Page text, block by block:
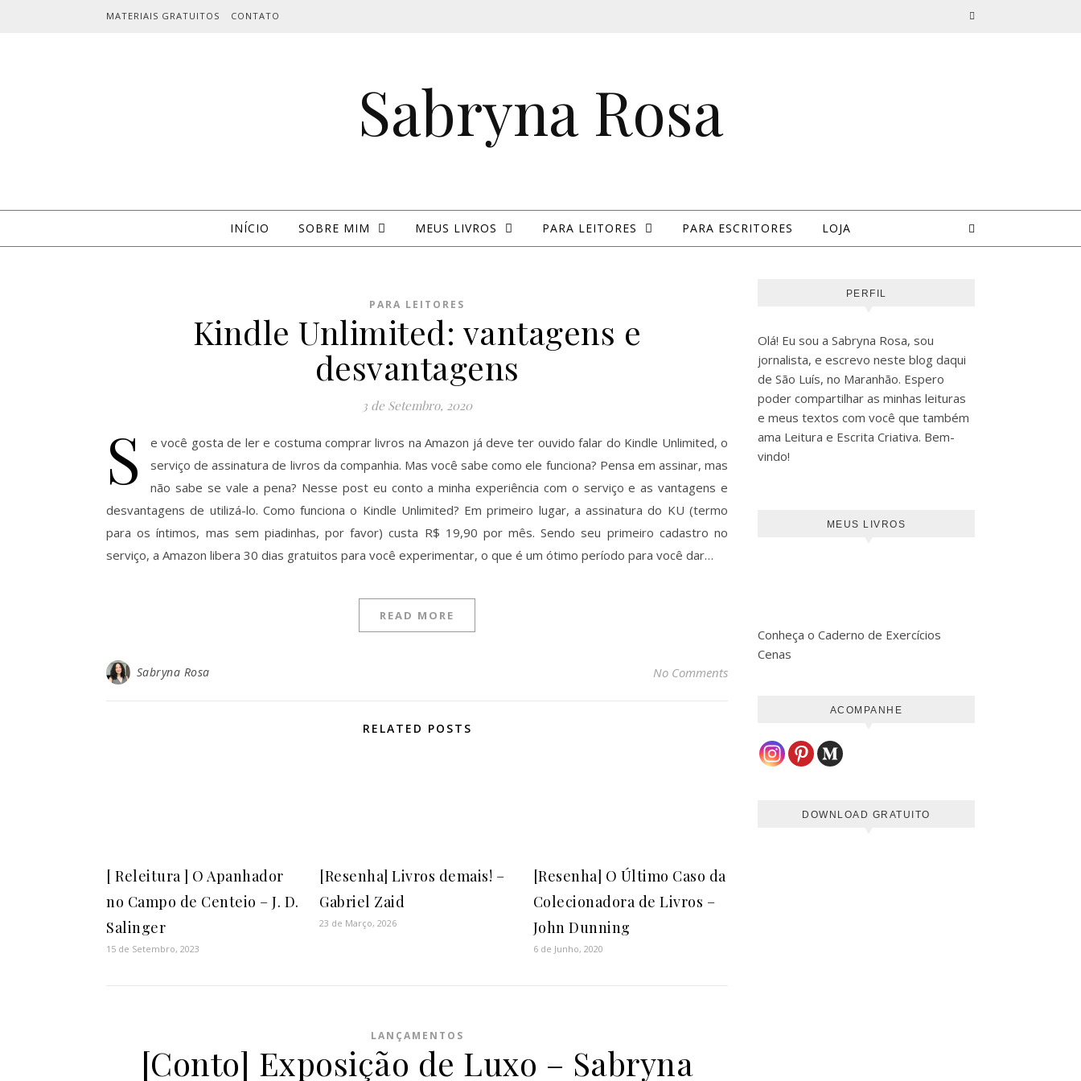
MATERIAIS GRATUITOS CONTATO
Sabryna Rosa
INÍCIO SOBRE MIM MEUS LIVROS PARA LEITORES PARA ESCRITORES LOJA
PARA LEITORES
Kindle Unlimited: vantagens e
desvantagens
3 de Setembro, 2020
S
e você gosta de ler e costuma comprar livros na Amazon já deve ter ouvido falar do Kindle Unlimited, o
serviço de assinatura de livros da companhia. Mas você sabe como ele funciona? Pensa em assinar, mas
não sabe se vale a pena? Nesse post eu conto a minha experiência com o serviço e as vantagens e
desvantagens de utilizá-lo. Como funciona o Kindle Unlimited? Em primeiro lugar, a assinatura do KU (termo
para os íntimos, mas sem piadinhas, por favor) custa R$ 19,90 por mês. Sendo seu primeiro cadastro no
serviço, a Amazon libera 30 dias gratuitos para você experimentar, o que é um ótimo período para você dar…
READ MORE
Sabryna Rosa No Comments
RELATED POSTS
[ Releitura ] O Apanhador
no Campo de Centeio – J. D.
Salinger
15 de Setembro, 2023
[Resenha] Livros demais! –
Gabriel Zaid
23 de Março, 2026
[Resenha] O Último Caso da
Colecionadora de Livros –
John Dunning
6 de Junho, 2020
LANÇAMENTOS
[Conto] Exposição de Luxo – Sabryna
PERFIL
Olá! Eu sou a Sabryna Rosa, sou
jornalista, e escrevo neste blog daqui
de São Luís, no Maranhão. Espero
poder compartilhar as minhas leituras
e meus textos com você que também
ama Leitura e Escrita Criativa. Bem-
vindo!
MEUS LIVROS
Conheça o Caderno de Exercícios
Cenas
ACOMPANHE
DOWNLOAD GRATUITO